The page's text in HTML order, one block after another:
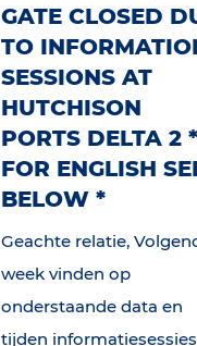
GATE CLOSED
TO
SESSIONS AT
HUTCHISON
PORTS DELTA 2 *
FOR ENGLISH
BELOW *
Geachte relatie,
week vinden op
onderstaande data en
tijden informatiesessies